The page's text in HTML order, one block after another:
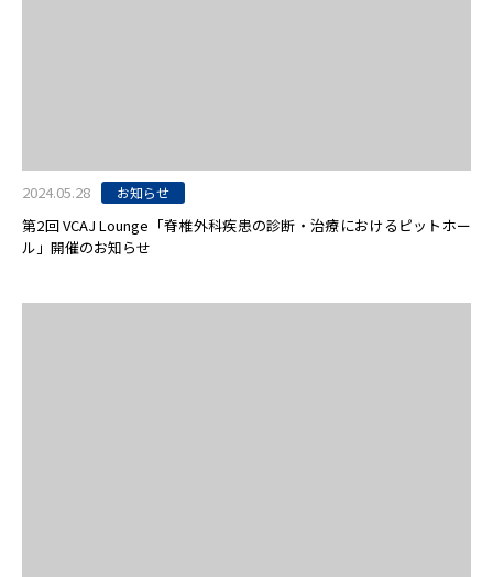
2024.05.28 お知らせ
第2回 VCAJ Lounge「脊椎外科疾患の診断・治療におけるピットホー
ル」開催のお知らせ